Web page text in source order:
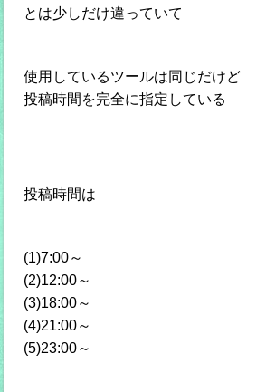
とは少しだけ違っていて
使用しているツールは同じだけど
投稿時間を完全に指定している
投稿時間は
(1)7:00～
(2)12:00～
(3)18:00～
(4)21:00～
(5)23:00～